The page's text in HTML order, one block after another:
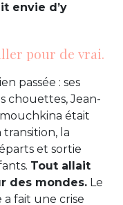
envie d’y
pour de vrai.
passée : ses
chouettes, Jean-
était
la
et sortie
Tout allait
des mondes. Le
a fait une crise